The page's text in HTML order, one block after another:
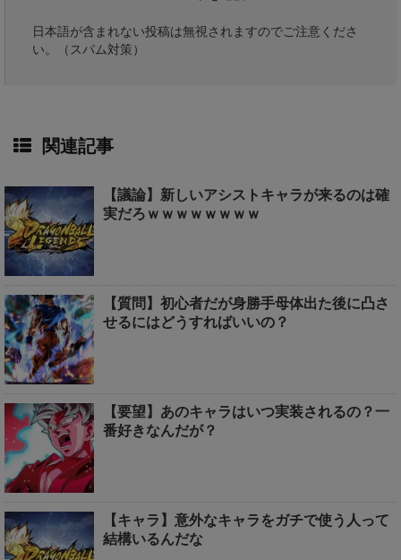
日本語が含まれない投稿は無視されますのでご注意くださ
い。（スパム対策）
関連記事
【議論】新しいアシストキャラが来るのは確
実だろｗｗｗｗｗｗｗｗ
【質問】初心者だが身勝手母体出た後に凸さ
せるにはどうすればいいの？
【要望】あのキャラはいつ実装されるの？一
番好きなんだが？
【キャラ】意外なキャラをガチで使う人って
結構いるんだな